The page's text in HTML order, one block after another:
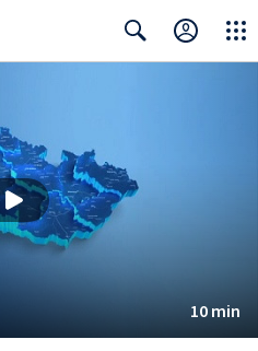
10 min